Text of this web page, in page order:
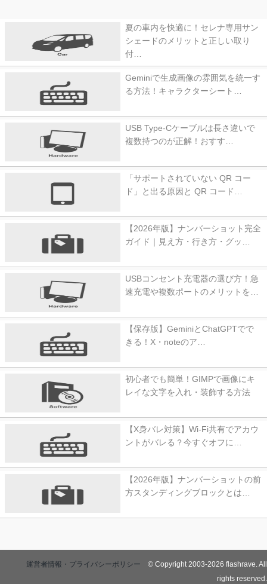
夏の車内を快適に！セレナ専用サン
シェードのメリットと正しい取り
付…
Geminiで生成画像の雰囲気を統一す
る方法！キャラクターシート…
USB Type-Cケーブルは長さ違いで
複数持つのが正解！おすす…
「サポートされていない QR コー
ド」と出る原因と QR コード…
【2026年版】ナンバーショット完全
ガイド｜見え方・行き方・グッ…
USBコンセント充電器の選び方！急
速充電や複数ポートのメリットを…
【保存版】GeminiとChatGPTでで
きる！X・noteのア…
初心者でも簡単！GIMPで画像にキ
レイな文字を入れ・装飾する方法
【X身バレ対策】Wi-Fi共有でアカウ
ントがバレる？今すぐオフに…
【2026年版】ナンバーショットの前
方スタンディングブロックとは…
運営者情報・プライバシーポリシー © Copyright 2003-2026 flashrave. All
rights reserved.